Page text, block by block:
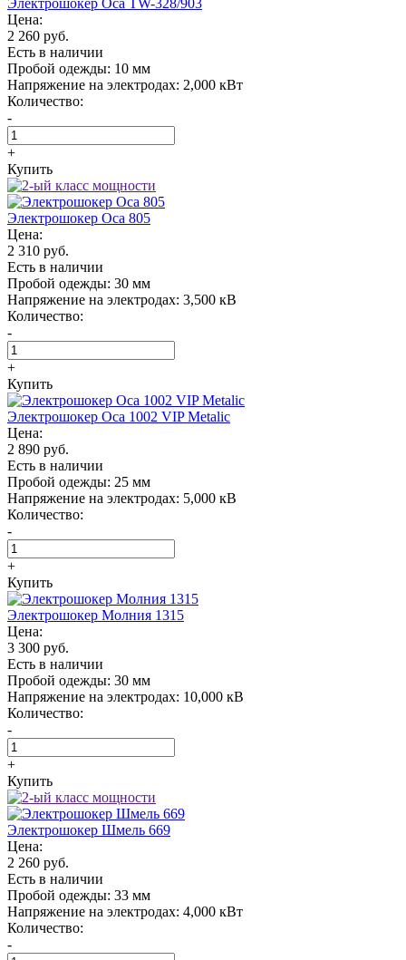
Цена:
2 260 руб.
Есть в наличии
Пробой одежды: 10 мм
Напряжение на электродах: 2,000 кВт
Количество:
-
+
Купить
Электрошокер Oса 805
Цена:
2 310 руб.
Есть в наличии
Пробой одежды: 30 мм
Напряжение на электродах: 3,500 кВ
Количество:
-
+
Купить
Электрошокер Oса 1002 VIP Metalic
Цена:
2 890 руб.
Есть в наличии
Пробой одежды: 25 мм
Напряжение на электродах: 5,000 кВ
Количество:
-
+
Купить
Электрошокер Молния 1315
Цена:
3 300 руб.
Есть в наличии
Пробой одежды: 30 мм
Напряжение на электродах: 10,000 кВ
Количество:
-
+
Купить
Электрошокер Шмель 669
Цена:
2 260 руб.
Есть в наличии
Пробой одежды: 33 мм
Напряжение на электродах: 4,000 кВт
Количество:
-